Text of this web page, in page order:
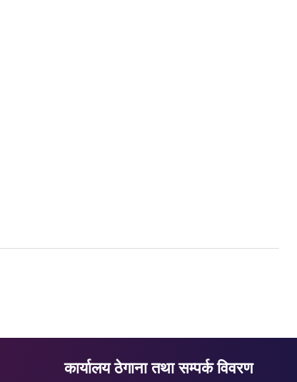
कार्यालय ठेगाना तथा सम्पर्क विवरण